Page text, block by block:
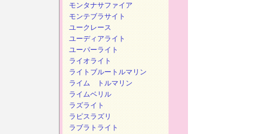
モンタナサファイア
モンテブラサイト
ユークレース
ユーディアライト
ユーパーライト
ライオライト
ライトブルートルマリン
ライム トルマリン
ライムベリル
ラズライト
ラピスラズリ
ラブラトライト